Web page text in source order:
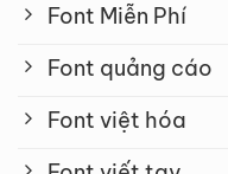
Font Miễn Phí
Font quảng cáo
Font việt hóa